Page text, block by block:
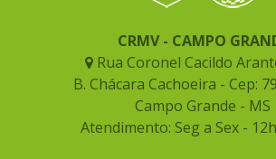
CRMV - CAMPO
Rua Coronel Cacildo
B. Chácara Cachoeira - Cep:
Campo Grande - MS
Atendimento: Seg a Sex -